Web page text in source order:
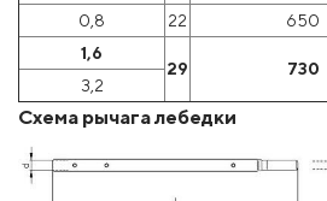
0,8 22 650
1,6
29
730
3,2
Схема рычага лебедки